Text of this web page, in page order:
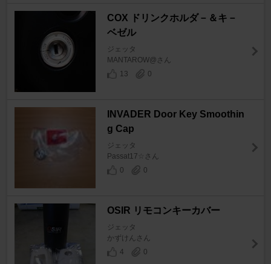
COX ドリンクホルダ－＆キ－
ベゼル
ジェッタ
MANTAROW@さん
13
0
INVADER Door Key Smoothin
g Cap
ジェッタ
Passat17☆さん
0
0
OSIR リモコンキーカバー
ジェッタ
かずけんさん
4
0